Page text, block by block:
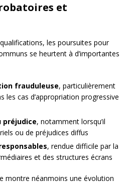
et
les poursuites pour
se heurtent à d’importantes
frauduleuse, particulièrement
les cas d’appropriation progressive
préjudice, notamment lorsqu’il
ou de préjudices diffus
, rendue difficile par la
et des structures écrans
montre néanmoins une évolution